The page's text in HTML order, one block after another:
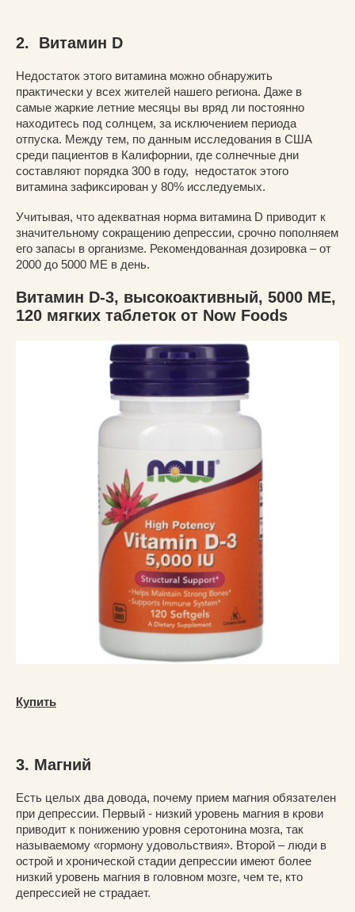
2. Витамин D
Недостаток этого витамина можно обнаружить
практически у всех жителей нашего региона. Даже в
самые жаркие летние месяцы вы вряд ли постоянно
находитесь под солнцем, за исключением периода
отпуска. Между тем, по данным исследования в США
среди пациентов в Калифорнии, где солнечные дни
составляют порядка 300 в году, недостаток этого
витамина зафиксирован у 80% исследуемых.
Учитывая, что адекватная норма витамина D приводит к
значительному сокращению депрессии, срочно пополняем
его запасы в организме. Рекомендованная дозировка – от
2000 до 5000 МЕ в день.
Витамин D-3, высокоактивный, 5000 МЕ,
120 мягких таблеток от Now Foods
Купить
3. Магний
Есть целых два довода, почему прием магния обязателен
при депрессии. Первый - низкий уровень магния в крови
приводит к понижению уровня серотонина мозга, так
называемому «гормону удовольствия». Второй – люди в
острой и хронической стадии депрессии имеют более
низкий уровень магния в головном мозге, чем те, кто
депрессией не страдает.